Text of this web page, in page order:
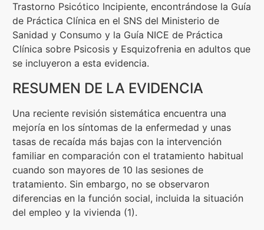
Trastorno Psicótico Incipiente, encontrándose la Guía
de Práctica Clínica en el SNS del Ministerio de
Sanidad y Consumo y la Guía NICE de Práctica
Clínica sobre Psicosis y Esquizofrenia en adultos que
se incluyeron a esta evidencia.
RESUMEN DE LA EVIDENCIA
Una reciente revisión sistemática encuentra una
mejoría en los síntomas de la enfermedad y unas
tasas de recaída más bajas con la intervención
familiar en comparación con el tratamiento habitual
cuando son mayores de 10 las sesiones de
tratamiento. Sin embargo, no se observaron
diferencias en la función social, incluida la situación
del empleo y la vivienda (1).